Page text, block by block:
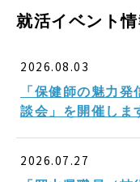
就活イベント情
2026.08.03
「保健師の魅力
談会」を開催しま
2026.07.27